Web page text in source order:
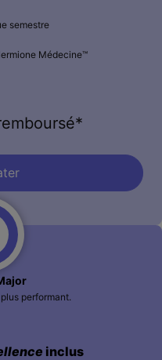
semestre
Médecine™️
performant.
inclus